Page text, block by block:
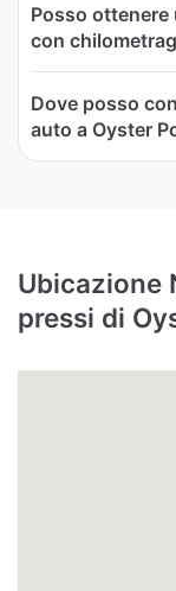
Posso ottenere
con
Dove posso
auto a Oyster
Ubicazione
pressi di